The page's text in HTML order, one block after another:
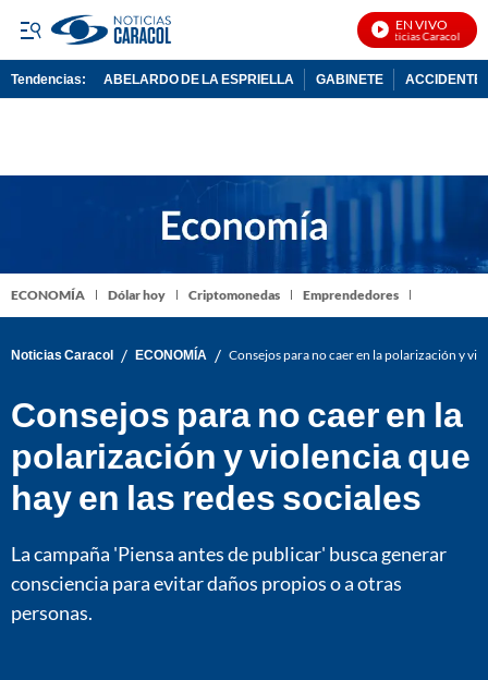
EN VIVO
Noticias Caracol En
Tendencias: ABELARDO DE LA ESPRIELLA GABINETE ACCIDENTE
ECONOMÍA Dólar hoy Criptomonedas Emprendedores
Noticias Caracol / ECONOMÍA / Consejos para no caer en la polarización y
Consejos para no caer en la
polarización y violencia que
hay en las redes sociales
La campaña 'Piensa antes de publicar' busca generar
consciencia para evitar daños propios o a otras
personas.